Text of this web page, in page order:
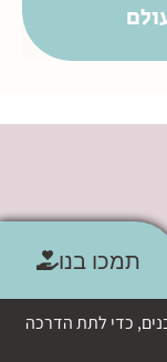
תמכו בנו
כדי לתת הדרכה